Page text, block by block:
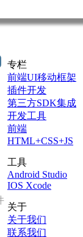
专栏
前端UI移动框架
插件开发
第三方SDK集成
开发工具
前端
HTML+CSS+JS
工具
Android Studio
IOS Xcode
关于
关于我们
联系我们